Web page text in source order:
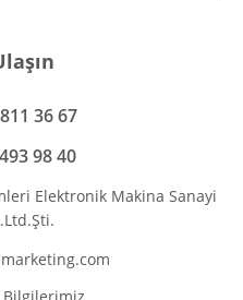
36 67
98 40
Elektronik Makina Sanayi